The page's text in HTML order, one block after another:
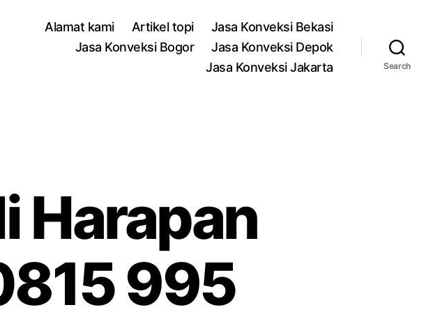
Alamat kami Artikel topi
Jasa Konveksi Bekasi
Jasa Konveksi Bogor
Jasa Konveksi Depok
Jasa Konveksi Jakarta
Search
Harapan
995